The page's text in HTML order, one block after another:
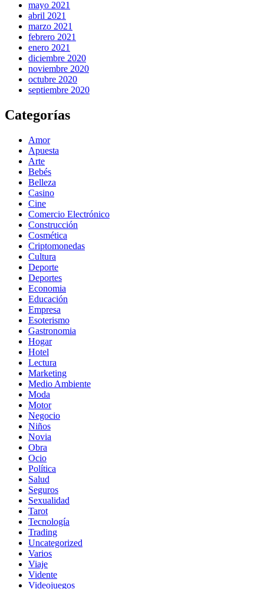
mayo 2021
abril 2021
marzo 2021
febrero 2021
enero 2021
diciembre 2020
noviembre 2020
octubre 2020
septiembre 2020
Categorías
Amor
Apuesta
Arte
Bebés
Belleza
Casino
Cine
Comercio Electrónico
Construcción
Cosmética
Criptomonedas
Cultura
Deporte
Deportes
Economia
Educación
Empresa
Esoterismo
Gastronomia
Hogar
Hotel
Lectura
Marketing
Medio Ambiente
Moda
Motor
Negocio
Niños
Novia
Obra
Ocio
Política
Salud
Seguros
Sexualidad
Tarot
Tecnología
Trading
Uncategorized
Varios
Viaje
Vidente
Videojuegos